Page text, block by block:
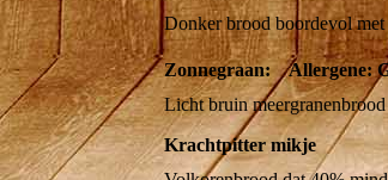
Donker brood boordevol
Zonnegraan: Allergene:
Licht bruin
Krachtpitter mikje